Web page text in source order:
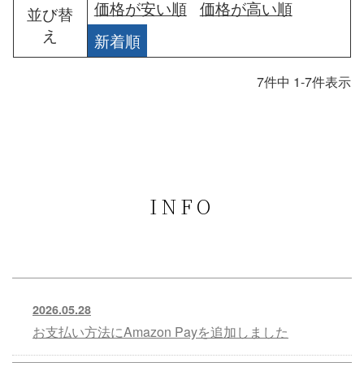
並び替
え
価格が安い順
価格が高い順
新着順
7件中 1-7件表示
INFO
2026.05.28
お支払い方法にAmazon Payを追加しました